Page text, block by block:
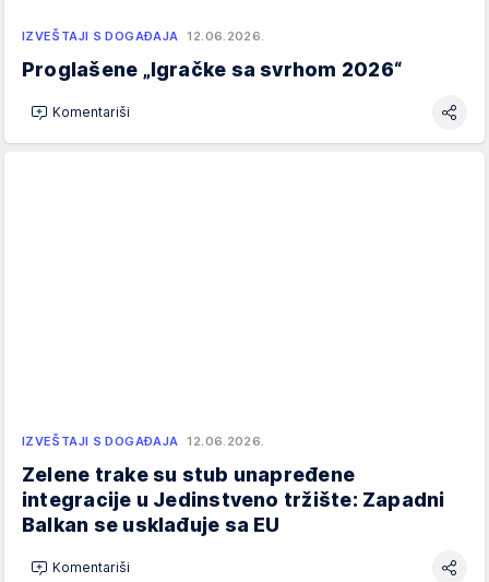
IZVEŠTAJI S DOGAĐAJA 12.06.2026.
Proglašene „Igračke sa svrhom 2026“
Komentariši
IZVEŠTAJI S DOGAĐAJA 12.06.2026.
Zelene trake su stub unapređene
integracije u Jedinstveno tržište: Zapadni
Balkan se usklađuje sa EU
Komentariši